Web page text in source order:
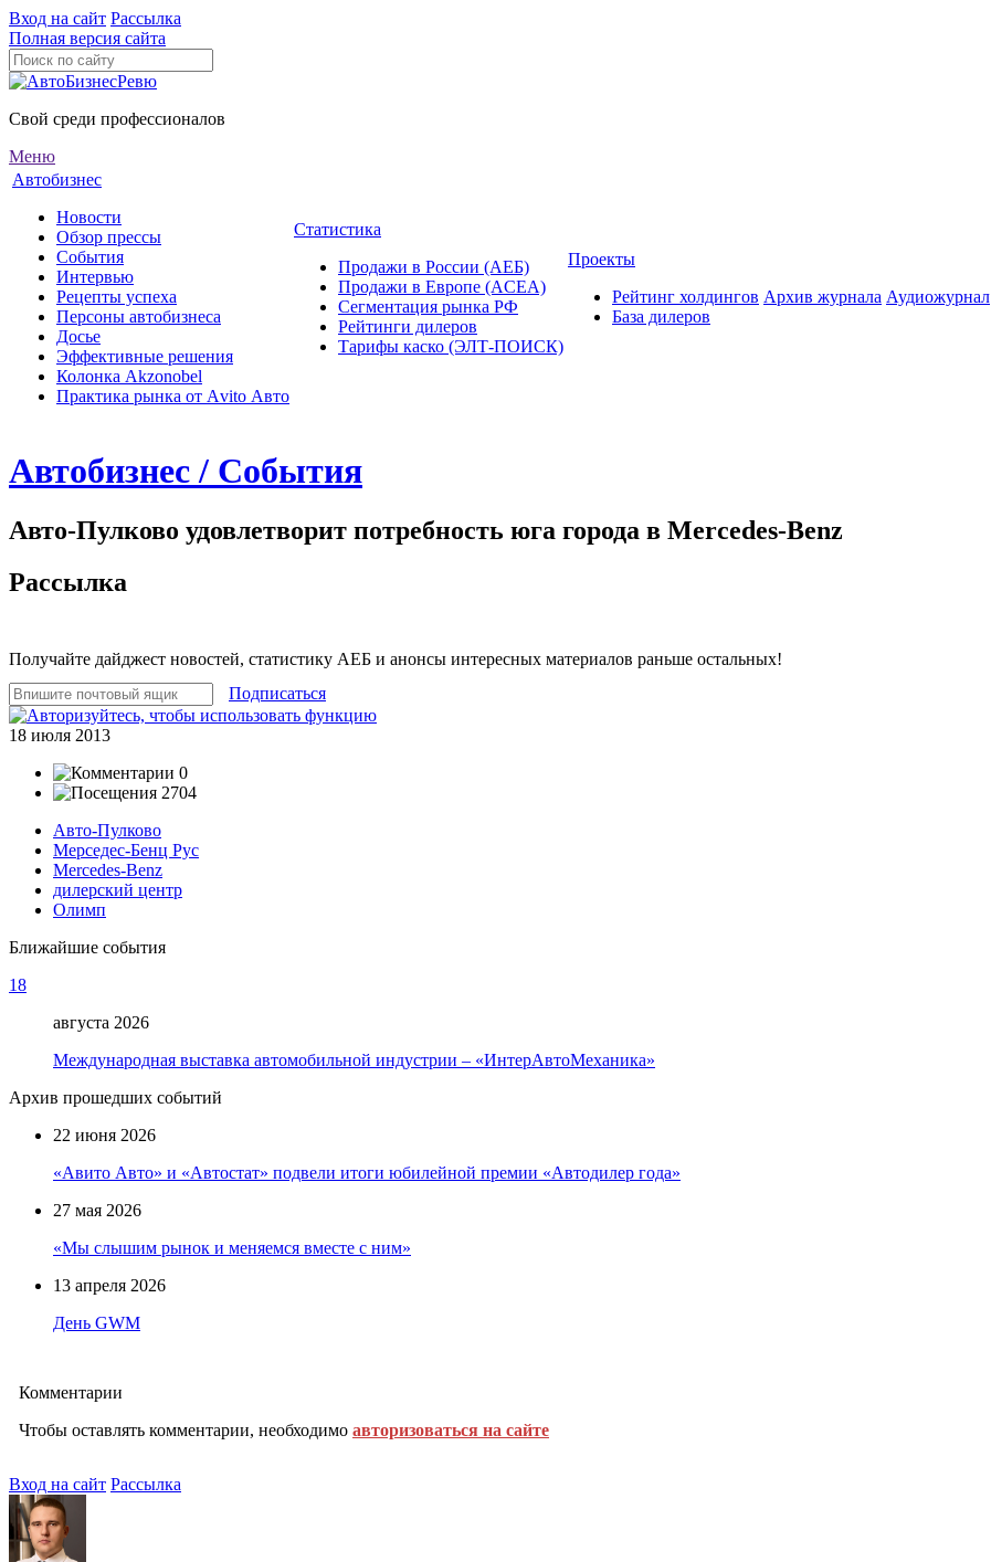
Вход на сайт Рассылка
Полная версия сайта
Свой среди профессионалов
Меню
Автобизнес
Новости
Обзор прессы
События
Интервью
Рецепты успеха
Персоны автобизнеса
Досье
Эффективные решения
Колонка Akzonobel
Практика рынка от Аvito Авто
Статистика
Продажи в России (АЕБ)
Продажи в Европе (ACEA)
Сегментация рынка РФ
Рейтинги дилеров
Тарифы каско (ЭЛТ-ПОИСК)
Проекты
Рейтинг холдингов
База дилеров
Архив журнала Аудиожурнал
Автобизнес / События
Авто-Пулково удовлетворит потребность юга города в Mercedes-Benz
Рассылка
Получайте дайджест новостей, статистику АЕБ и анонсы интересных материалов раньше остальных!
Подписаться
18 июля 2013
0
2704
Авто-Пулково
Мерседес-Бенц Рус
Mercedes-Benz
дилерский центр
Олимп
Ближайшие события
18
августа 2026
Международная выставка автомобильной индустрии – «ИнтерАвтоМеханика»
Архив прошедших событий
22 июня 2026
«Авито Авто» и «Автостат» подвели итоги юбилейной премии «Автодилер года»
27 мая 2026
«Мы слышим рынок и меняемся вместе с ним»
13 апреля 2026
День GWM
Комментарии
Чтобы оставлять комментарии, необходимо авторизоваться на сайте
Вход на сайт Рассылка